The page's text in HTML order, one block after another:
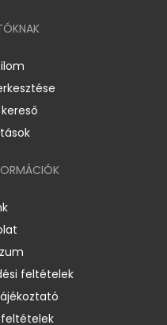
feltételek
feltételek